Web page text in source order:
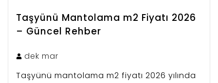
Taşyünü Mantolama m2 Fiyatı 2026
– Güncel Rehber
dek mar
Taşyünü mantolama m2 fiyatı 2026 yılında